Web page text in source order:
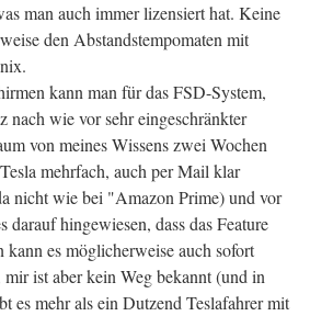
man auch immer lizensiert hat. Keine
den Abstandstempomaten mit
kann man für das FSD-System,
nach wie vor sehr eingeschränkter
von meines Wissens zwei Wochen
mehrfach, auch per Mail klar
nicht wie bei "Amazon Prime) und vor
darauf hingewiesen, dass das Feature
es möglicherweise auch sofort
ist aber kein Weg bekannt (und in
es mehr als ein Dutzend Teslafahrer mit